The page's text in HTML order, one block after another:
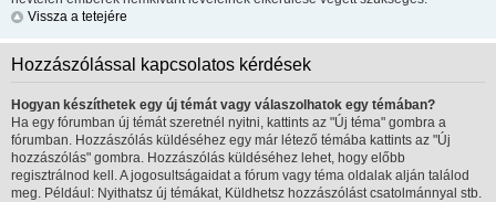
Vissza a tetejére
Hozzászólással kapcsolatos kérdések
Hogyan készíthetek egy új témát vagy válaszolhatok egy témában?
Ha egy fórumban új témát szeretnél nyitni, kattints az "Új téma" gombra a
fórumban. Hozzászólás küldéséhez egy már létező témába kattints az "Új
hozzászólás" gombra. Hozzászólás küldéséhez lehet, hogy előbb
regisztrálnod kell. A jogosultságaidat a fórum vagy téma oldalak alján találod
meg. Például: Nyithatsz új témákat, Küldhetsz hozzászólást csatolmánnyal stb.